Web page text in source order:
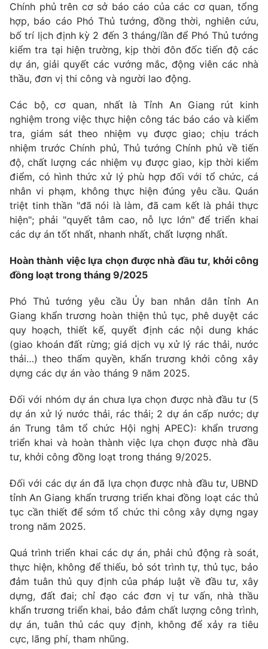
® Cấm sao chép dưới mọi hình thức nếu không có sự chấp
thuận bằng văn bản. Ghi rõ nguồn VTV.vn khi phát hành lại
thông tin từ website này.
Chính phủ trên cơ sở báo cáo của các cơ quan, tổng
hợp, báo cáo Phó Thủ tướng, đồng thời, nghiên cứu,
bố trí lịch định kỳ 2 đến 3 tháng/lần để Phó Thủ tướng
kiểm tra tại hiện trường, kịp thời đôn đốc tiến độ các
dự án, giải quyết các vướng mắc, động viên các nhà
thầu, đơn vị thi công và người lao động.
Các bộ, cơ quan, nhất là Tỉnh An Giang rút kinh
nghiệm trong việc thực hiện công tác báo cáo và kiểm
tra, giám sát theo nhiệm vụ được giao; chịu trách
nhiệm trước Chính phủ, Thủ tướng Chính phủ về tiến
độ, chất lượng các nhiệm vụ được giao, kịp thời kiểm
điểm, có hình thức xử lý phù hợp đối với tổ chức, cá
nhân vi phạm, không thực hiện đúng yêu cầu. Quán
triệt tinh thần "đã nói là làm, đã cam kết là phải thực
hiện"; phải "quyết tâm cao, nỗ lực lớn" để triển khai
các dự án tốt nhất, nhanh nhất, chất lượng nhất.
Hoàn thành việc lựa chọn được nhà đầu tư, khởi công
đồng loạt trong tháng 9/2025
Phó Thủ tướng yêu cầu Ủy ban nhân dân tỉnh An
Giang khẩn trương hoàn thiện thủ tục, phê duyệt các
quy hoạch, thiết kế, quyết định các nội dung khác
(giao khoán đất rừng; giá dịch vụ xử lý rác thải, nước
thải…) theo thẩm quyền, khẩn trương khởi công xây
dựng các dự án vào tháng 9 năm 2025.
Đối với nhóm dự án chưa lựa chọn được nhà đầu tư (5
dự án xử lý nước thải, rác thải; 2 dự án cấp nước; dự
án Trung tâm tổ chức Hội nghị APEC): khẩn trương
triển khai và hoàn thành việc lựa chọn được nhà đầu
tư, khởi công đồng loạt trong tháng 9/2025.
Đối với các dự án đã lựa chọn được nhà đầu tư, UBND
tỉnh An Giang khẩn trương triển khai đồng loạt các thủ
tục cần thiết để sớm tổ chức thi công xây dựng ngay
trong năm 2025.
Quá trình triển khai các dự án, phải chủ động rà soát,
thực hiện, không để thiếu, bỏ sót trình tự, thủ tục, bảo
đảm tuân thủ quy định của pháp luật về đầu tư, xây
dựng, đất đai; chỉ đạo các đơn vị tư vấn, nhà thầu
khẩn trương triển khai, bảo đảm chất lượng công trình,
dự án, tuân thủ các quy định, không để xảy ra tiêu
cực, lãng phí, tham nhũng.